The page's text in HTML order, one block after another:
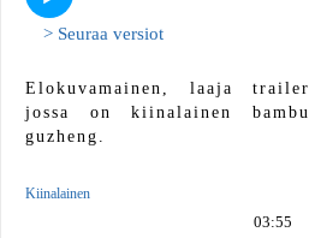
> Seuraa versiot
Elokuvamainen, laaja
jossa on kiinalainen
guzheng.
Kiinalainen
03:55